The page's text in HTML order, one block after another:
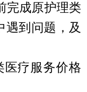
完成原护理类
遇到问题，及
医疗服务价格